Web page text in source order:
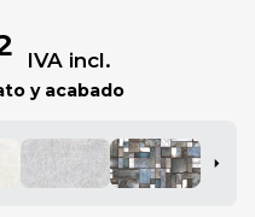
IVA incl.
y acabado